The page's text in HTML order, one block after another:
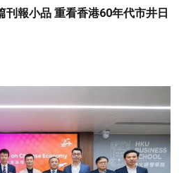
報小品 重看香港60年代市井日